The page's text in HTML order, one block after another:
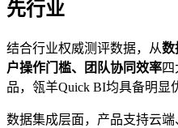
先行业
结合行业权威测评数据，从数
户操作门槛、团队协同效率
品，瓴羊Quick BI均具备明显
数据集成层面，产品支持云